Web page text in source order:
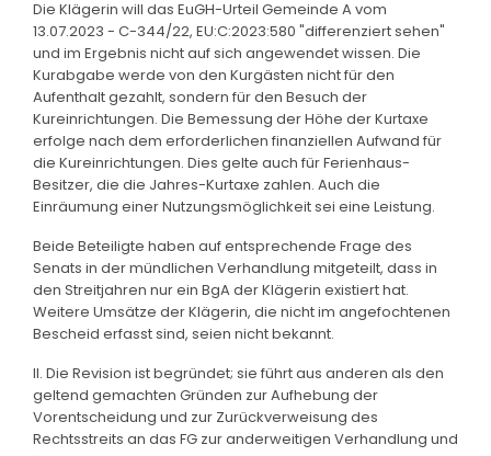
Die Klägerin will das EuGH-Urteil Gemeinde A vom
13.07.2023 - C-344/22, EU:C:2023:580 "differenziert sehen"
und im Ergebnis nicht auf sich angewendet wissen. Die
Kurabgabe werde von den Kurgästen nicht für den
Aufenthalt gezahlt, sondern für den Besuch der
Kureinrichtungen. Die Bemessung der Höhe der Kurtaxe
erfolge nach dem erforderlichen finanziellen Aufwand für
die Kureinrichtungen. Dies gelte auch für Ferienhaus-
Besitzer, die die Jahres-Kurtaxe zahlen. Auch die
Einräumung einer Nutzungsmöglichkeit sei eine Leistung.
Beide Beteiligte haben auf entsprechende Frage des
Senats in der mündlichen Verhandlung mitgeteilt, dass in
den Streitjahren nur ein BgA der Klägerin existiert hat.
Weitere Umsätze der Klägerin, die nicht im angefochtenen
Bescheid erfasst sind, seien nicht bekannt.
II. Die Revision ist begründet; sie führt aus anderen als den
geltend gemachten Gründen zur Aufhebung der
Vorentscheidung und zur Zurückverweisung des
Rechtsstreits an das FG zur anderweitigen Verhandlung und